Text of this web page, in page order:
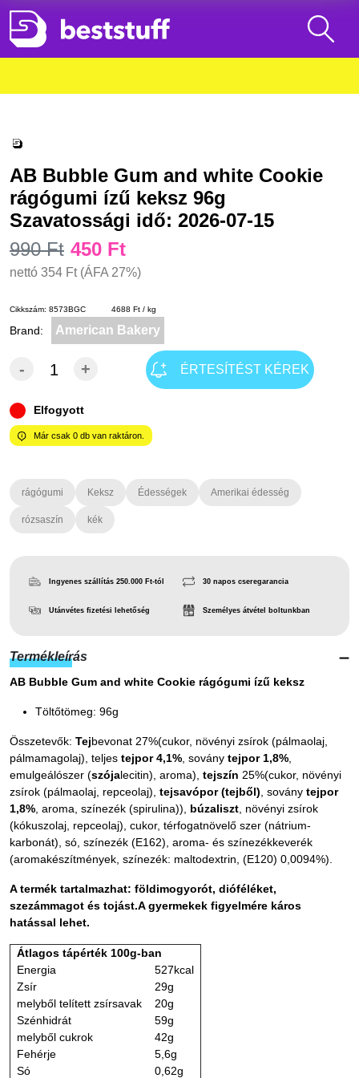
AB Bubble Gum and white Cookie
rágógumi ízű keksz 96g
Szavatossági idő: 2026-07-15
990 Ft 450 Ft
nettó 354 Ft (ÁFA 27%)
Cikkszám: 8573BGC 4688 Ft / kg
Brand: American Bakery
- + ÉRTESÍTÉST KÉREK
Elfogyott
Már csak 0 db van raktáron.
rágógumi Keksz Édességek Amerikai édesség
rózsaszín kék
Ingyenes szállítás 250.000 Ft-tól
Utánvétes fizetési lehetőség
30 napos cseregarancia
Személyes átvétel boltunkban
Termékleírás
AB Bubble Gum and white Cookie rágógumi ízű keksz
Töltőtömeg: 96g
Összetevők: Tejbevonat 27%(cukor, növényi zsírok (pálmaolaj,
pálmamagolaj), teljes tejpor 4,1%, sovány tejpor 1,8%,
emulgeálószer (szójalecitin), aroma), tejszín 25%(cukor, növényi
zsírok (pálmaolaj, repceolaj), tejsavópor (tejből), sovány tejpor
1,8%, aroma, színezék (spirulina)), búzaliszt, növényi zsírok
(kókuszolaj, repceolaj), cukor, térfogatnövelő szer (nátrium-
karbonát), só, színezék (E162), aroma- és színezékkeverék
(aromakészítmények, színezék: maltodextrin, (E120) 0,0094%).
A termék tartalmazhat: földimogyorót, dióféléket,
szezámmagot és tojást.A gyermekek figyelmére káros
hatással lehet.
Átlagos tápérték 100g-ban
Energia
527kcal
Zsír
29g
melyből telített zsírsavak
20g
Szénhidrát
59g
melyből cukrok
42g
Fehérje
5,6g
Só
0,62g